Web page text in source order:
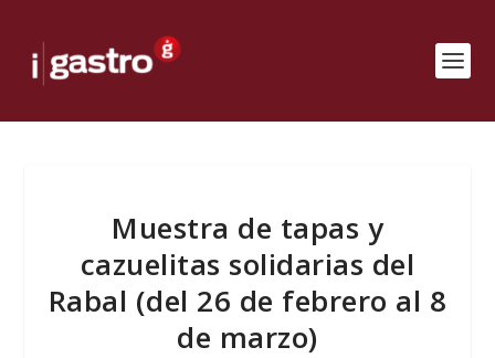
Muestra de tapas y
cazuelitas solidarias del
Rabal (del 26 de febrero al 8
de marzo)